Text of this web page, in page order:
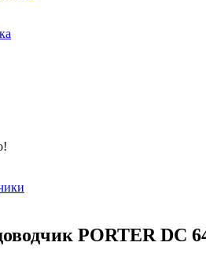
PORTER DC